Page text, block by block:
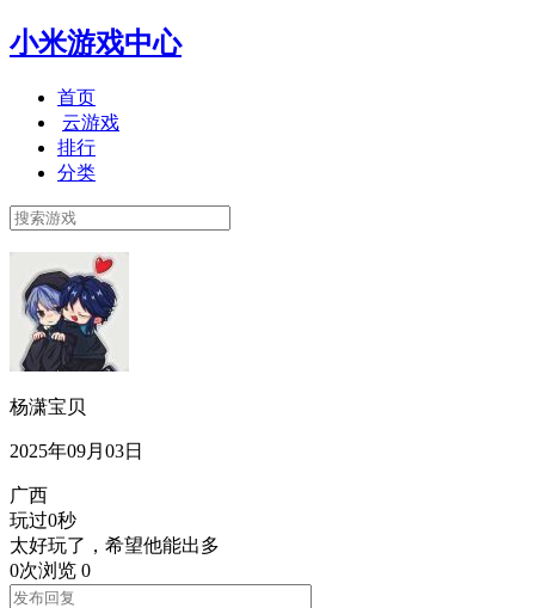
小米游戏中心
首页
云游戏
排行
分类
杨潇宝贝
2025年09月03日
广西
玩过0秒
太好玩了，希望他能出多
0次浏览 0